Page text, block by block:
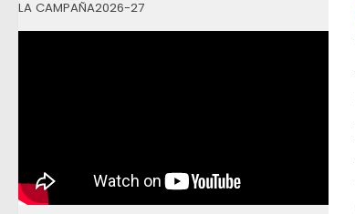
LA CAMPAÑA2026-27